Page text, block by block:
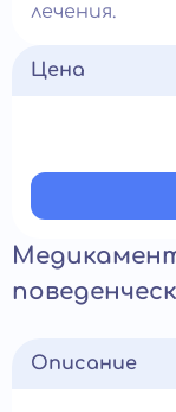
лечения.
Цена
Описание